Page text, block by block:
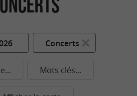
Concerts
Mots clés...